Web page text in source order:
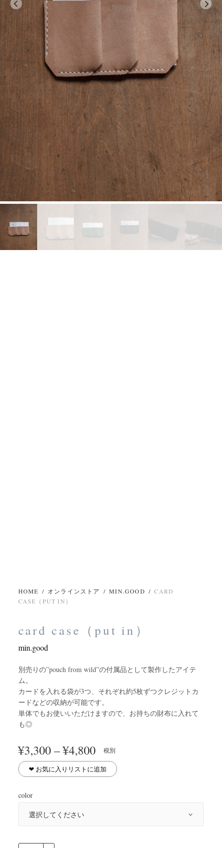
HOME / オンラインストア / MIN.GOOD / CARD
CASE（PUT IN）
card case（put in）
min.good
別売りの”pouch from wild”の付属品として製作したアイテ
ム。
カードを入れる袋が3つ、それぞれ約5枚ずつクレジットカ
ードなどの収納が可能です。
単体でもお使いいただけますので、お持ちの財布に入れて
も◎
¥3,300 –¥4,800価格
帯:
¥3,300
税別
❤︎ お気に入りリストに追加
color